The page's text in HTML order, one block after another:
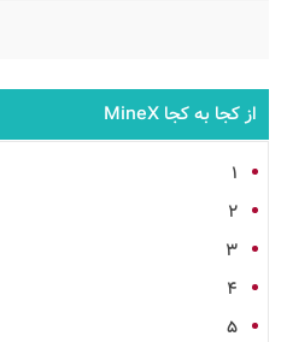
از کجا به کجا MineX
1
2
3
4
5